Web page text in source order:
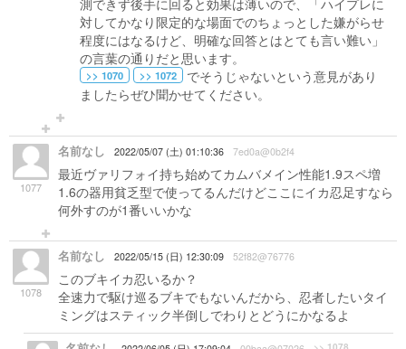
測できず後手に回ると効果は薄いので、「ハイプレに
対してかなり限定的な場面でのちょっとした嫌がらせ
程度にはなるけど、明確な回答とはとても言い難い」
の言葉の通りだと思います。
>> 1070 >> 1072
でそうじゃないという意見があり
ましたらぜひ聞かせてください。
1077
名前なし 2022/05/07 (土) 01:10:36 7ed0a@0b2f4
最近ヴァリフォイ持ち始めてカムバメイン性能1.9スペ増
1.6の器用貧乏型で使ってるんだけどここにイカ忍足すなら
何外すのが1番いいかな
1078
名前なし 2022/05/15 (日) 12:30:09 52f82@76776
このブキイカ忍いるか？
全速力で駆け巡るブキでもないんだから、忍者したいタイ
ミングはスティック半倒しでわりとどうにかなるよ